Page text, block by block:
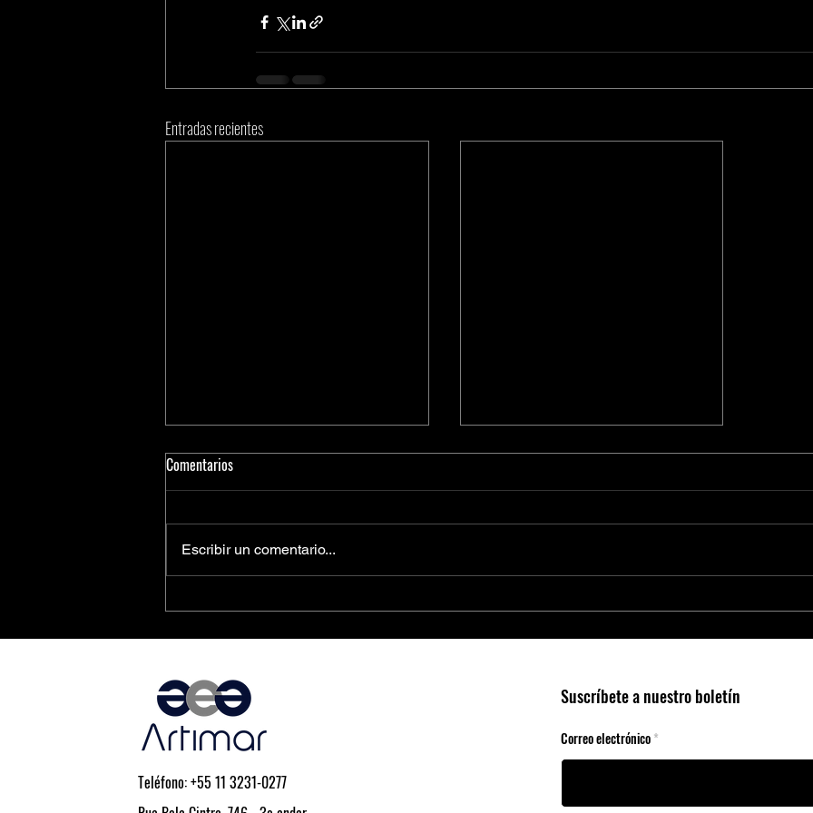
Entradas recientes
Conheça as Famílias de Indutores
Coilcraft: Líder em Componentes
Comentarios
Escribir un comentario...
Teléfono: +55 11 3231-0277
Suscríbete a nuestro boletín
Correo electrónico